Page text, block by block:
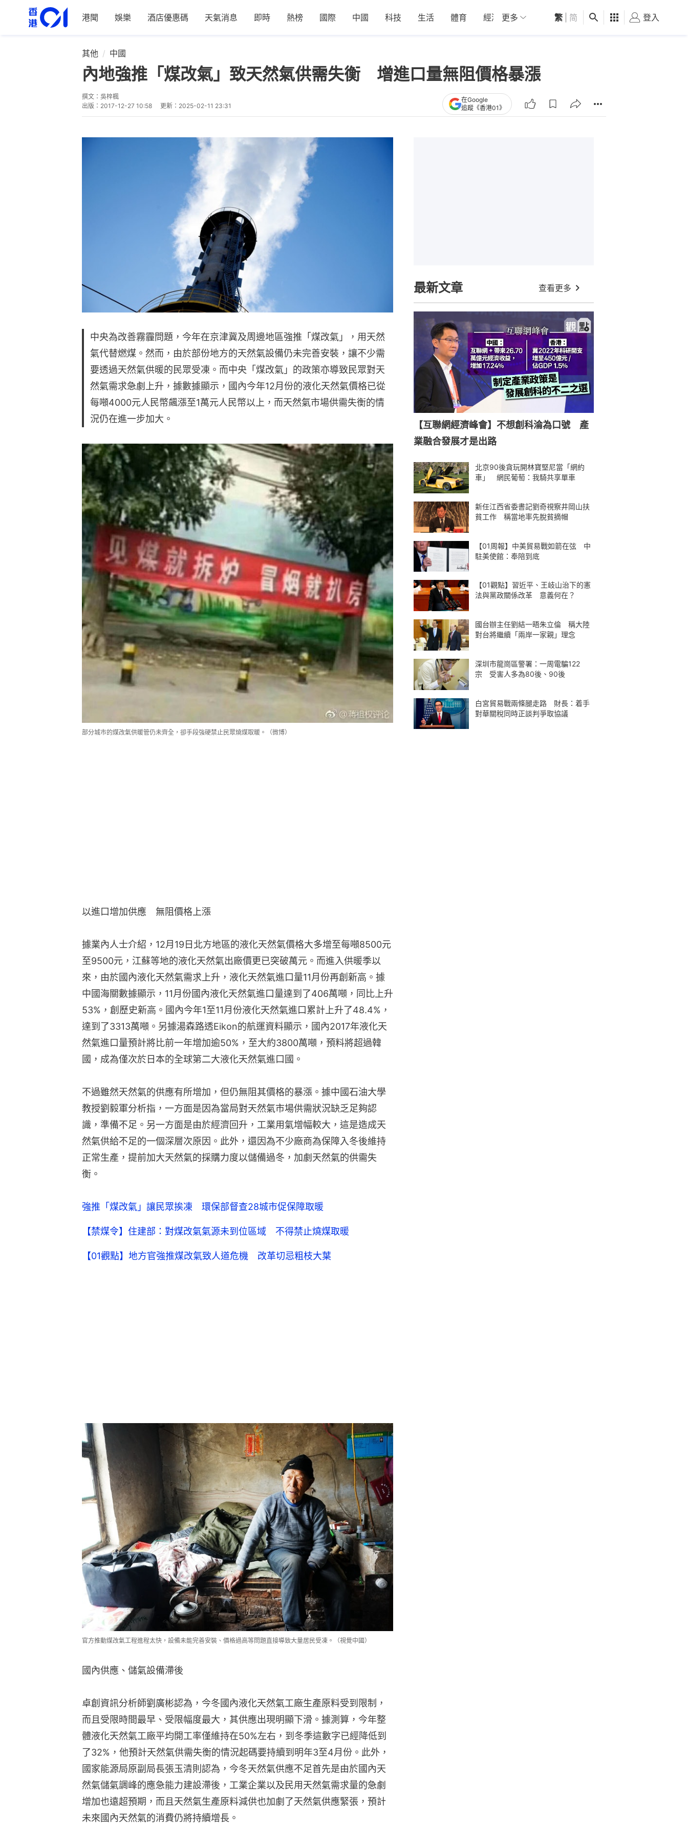
港聞 娛樂 酒店優惠碼 天氣消息 即時 熱榜 國際 中國 科技 生活 體育 經濟 01深圳 觀點 健康 好食玩飛
更多 繁 简 登入
其他 中國
內地強推「煤改氣」致天然氣供需失衡 增進口量無阻價格暴漲
撰文： 吳梓楓
出版： 2017-12-27 10:58 更新： 2025-02-11 23:31
在Google
追蹤《香港01》
中央為改善霧霾問題，今年在京津冀及周邊地區強推「煤改氣」，用天然
氣代替燃煤。然而，由於部份地方的天然氣設備仍未完善安裝，讓不少需
要透過天然氣供暖的民眾受凍。而中央「煤改氣」的政策亦導致民眾對天
然氣需求急劇上升，據數據顯示，國內今年12月份的液化天然氣價格已從
每噸4000元人民幣飆漲至1萬元人民幣以上，而天然氣市場供需失衡的情
況仍在進一步加大。
部分城市的煤改氣供暖管仍未齊全，卻手段強硬禁止民眾燒煤取暖。（微博）
以進口增加供應　無阻價格上漲
據業內人士介紹，12月19日北方地區的液化天然氣價格大多增至每噸8500元
至9500元，江蘇等地的液化天然氣出廠價更已突破萬元。而進入供暖季以
來，由於國內液化天然氣需求上升，液化天然氣進口量11月份再創新高。據
中國海關數據顯示，11月份國內液化天然氣進口量達到了406萬噸，同比上升
53%，創歷史新高。國內今年1至11月份液化天然氣進口累計上升了48.4%，
達到了3313萬噸。另據湯森路透Eikon的航運資料顯示，國內2017年液化天
然氣進口量預計將比前一年增加逾50%，至大約3800萬噸，預料將超過韓
國，成為僅次於日本的全球第二大液化天然氣進口國。
不過雖然天然氣的供應有所增加，但仍無阻其價格的暴漲。據中國石油大學
教授劉毅軍分析指，一方面是因為當局對天然氣市場供需狀況缺乏足夠認
識，準備不足。另一方面是由於經濟回升，工業用氣增幅較大，這是造成天
然氣供給不足的一個深層次原因。此外，還因為不少廠商為保障入冬後維持
正常生產，提前加大天然氣的採購力度以儲備過冬，加劇天然氣的供需失
衡。
強推「煤改氣」讓民眾挨凍 環保部督查28城市促保障取暖
【禁煤令】住建部：對煤改氣氣源未到位區域 不得禁止燒煤取暖
【01觀點】地方官強推煤改氣致人道危機 改革切忌粗枝大葉
官方推動煤改氣工程進程太快，設備未能完善安裝、價格過高等問題直接導致大量居民受凍。（視覺中國）
國內供應、儲氣設備滯後
卓創資訊分析師劉廣彬認為，今冬國內液化天然氣工廠生產原料受到限制，
而且受限時間最早、受限幅度最大，其供應出現明顯下滑。據測算，今年整
體液化天然氣工廠平均開工率僅維持在50%左右，到冬季這數字已經降低到
了32%，他預計天然氣供需失衡的情況起碼要持續到明年3至4月份。此外，
國家能源局原副局長張玉清則認為，今冬天然氣供應不足首先是由於國內天
然氣儲氣調峰的應急能力建設滯後，工業企業以及民用天然氣需求量的急劇
增加也遠超預期，而且天然氣生產原料減供也加劇了天然氣供應緊張，預計
未來國內天然氣的消費仍將持續增長。
最新文章 查看更多
【互聯網經濟峰會】不想創科淪為口號 產
業融合發展才是出路
北京90後貪玩開林寶堅尼當「網約
車」 網民葡萄：我騎共享單車
新任江西省委書記劉奇視察井岡山扶
貧工作 稱當地率先脫貧摘帽
【01周報】中美貿易戰如箭在弦 中
駐美使館：奉陪到底
【01觀點】習近平、王岐山治下的憲
法與黨政關係改革 意義何在？
國台辦主任劉結一晤朱立倫 稱大陸
對台將繼續「兩岸一家親」理念
深圳市龍崗區警署：一周電騙122
宗 受害人多為80後、90後
白宮貿易戰兩條腿走路 財長：着手
對華關稅同時正談判爭取協議